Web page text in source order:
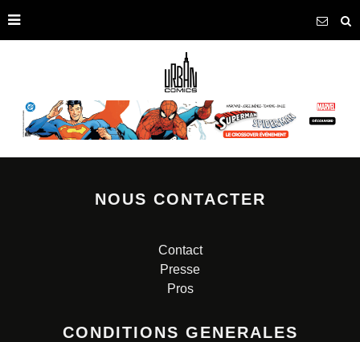
NOUS CONTACTER
Contact
Presse
Pros
CONDITIONS GENERALES